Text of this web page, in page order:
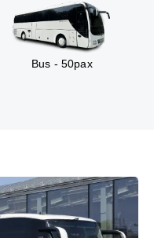
Bus - 50pax